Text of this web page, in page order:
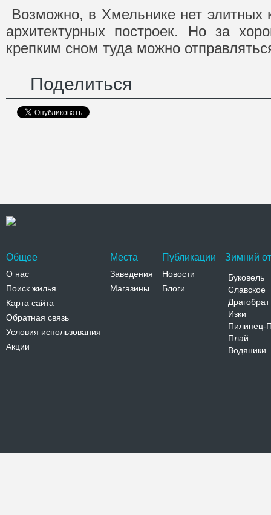
Возможно, в Хмельнике нет элитных
архитектурных построек. Но за
крепким сном туда можно
Поделиться
Общее
О нас
Поиск жилья
Карта сайта
Обратная связь
Условия использования
Акции
Места
Заведения
Магазины
Публикации
Новости
Блоги
Зимний
Буковель
Славское
Драгобрат
Изки
Пилипец-
Плай
Водяники